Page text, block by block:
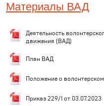
Материалы ВАД
Деятельность
движения (ВАД)
План ВАД
Положение о
Приказ 229/1 от 03.07.2023